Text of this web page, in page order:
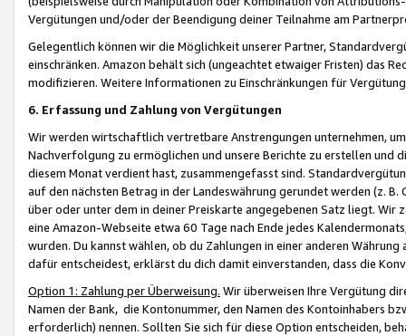
Vergütungen und/oder der Beendigung deiner Teilnahme am
Gelegentlich können wir die Möglichkeit unserer Partner,
einschränken. Amazon behält sich (ungeachtet etwaiger Fristen) das
modifizieren. Weitere Informationen zu Einschränkungen für
6. Erfassung und Zahlung von Vergütungen
Wir werden wirtschaftlich vertretbare Anstrengungen unternehmen,
Nachverfolgung zu ermöglichen und unsere Berichte zu erstellen und
diesem Monat verdient hast, zusammengefasst sind.
auf den nächsten Betrag in der Landeswährung gerundet werden (z.
über oder unter dem in deiner Preiskarte angegebenen Satz liegt.
eine Amazon-Webseite etwa 60 Tage nach Ende jedes
wurden. Du kannst wählen, ob du Zahlungen in einer anderen
dafür entscheidest, erklärst du dich damit einverstanden, dass die
Option 1: Zahlung per Überweisung. Wir überweisen Ihre Vergütung
Namen der Bank, die Kontonummer, den Namen des Kontoinhabers
erforderlich) nennen. Sollten Sie sich für diese Option entscheiden,